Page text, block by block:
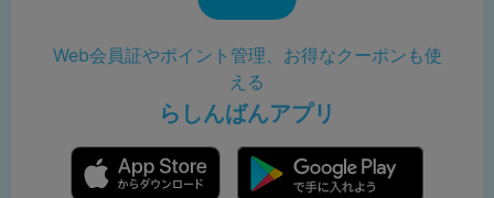
Web会員証やポイント管理、お得なクーポンも使
える
らしんばんアプリ